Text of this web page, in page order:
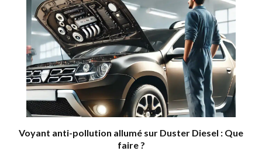
Voyant anti-pollution allumé sur Duster Diesel : Que
faire ?